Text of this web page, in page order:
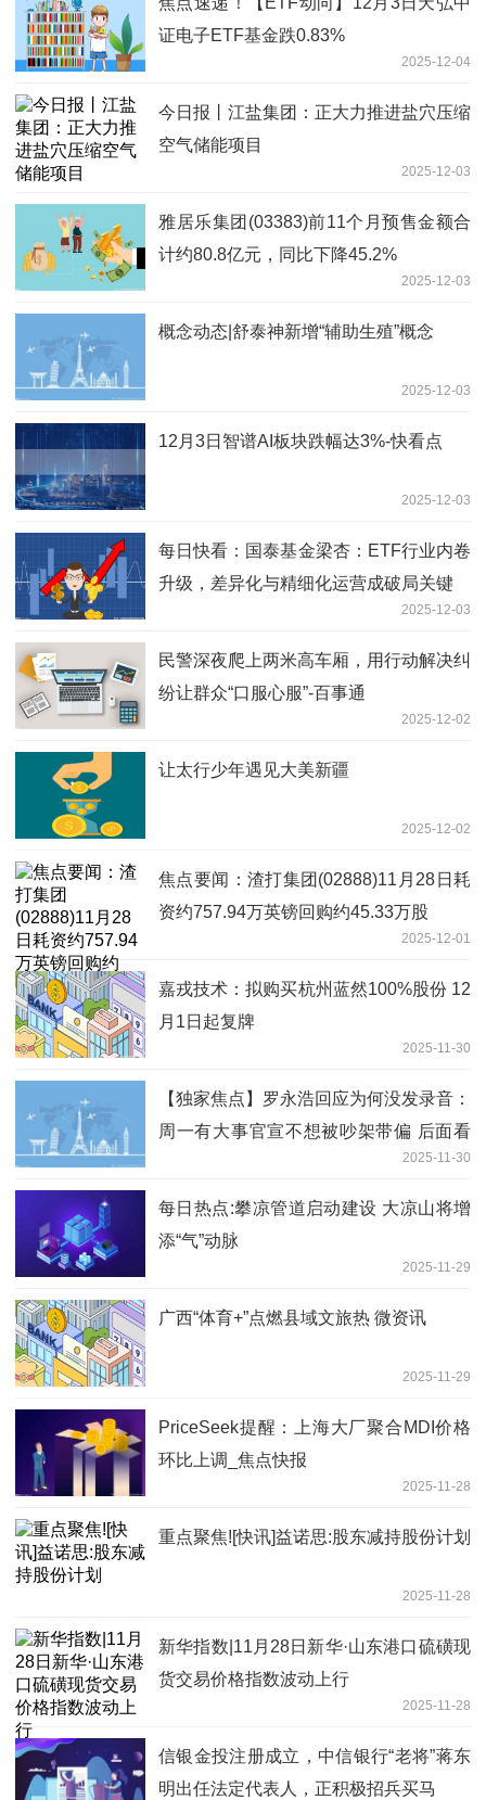
证电子ETF基金跌0.83%
2025-12-04
今日报丨江盐集团：正大力推进盐穴压缩
空气储能项目
2025-12-03
雅居乐集团(03383)前11个月预售金额合
计约80.8亿元，同比下降45.2%
2025-12-03
概念动态|舒泰神新增“辅助生殖”概念
2025-12-03
12月3日智谱AI板块跌幅达3%-快看点
2025-12-03
每日快看：国泰基金梁杏：ETF行业内卷
升级，差异化与精细化运营成破局关键
2025-12-03
民警深夜爬上两米高车厢，用行动解决纠
纷让群众“口服心服”-百事通
2025-12-02
让太行少年遇见大美新疆
2025-12-02
焦点要闻：渣打集团(02888)11月28日耗
资约757.94万英镑回购约45.33万股
2025-12-01
嘉戎技术：拟购买杭州蓝然100%股份 12
月1日起复牌
2025-11-30
【独家焦点】罗永浩回应为何没发录音：
周一有大事官宣不想被吵架带偏 后面看
2025-11-30
每日热点:攀凉管道启动建设 大凉山将增
添“气”动脉
2025-11-29
广西“体育+”点燃县域文旅热 微资讯
2025-11-29
PriceSeek提醒：上海大厂聚合MDI价格
环比上调_焦点快报
2025-11-28
重点聚焦![快讯]益诺思:股东减持股份计划
2025-11-28
新华指数|11月28日新华·山东港口硫磺现
货交易价格指数波动上行
2025-11-28
信银金投注册成立，中信银行“老将”蒋东
明出任法定代表人，正积极招兵买马